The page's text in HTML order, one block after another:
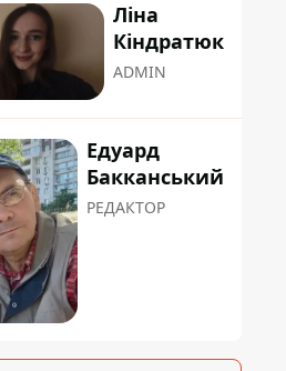
Ліна
Кіндратюк
ADMIN
Едуард
Бакканський
РЕДАКТОР